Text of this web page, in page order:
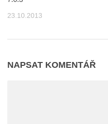
23.10.2013
NAPSAT KOMENTÁŘ